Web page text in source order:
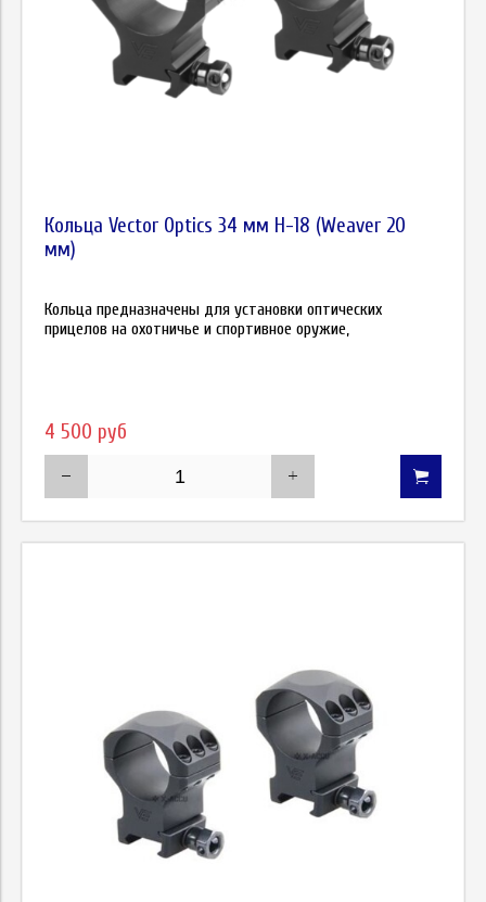
Кольца Vector Optics 34 мм Н-18 (Weaver 20
мм)
Кольца предназначены для установки оптических
прицелов на охотничье и спортивное оружие,
4 500 руб